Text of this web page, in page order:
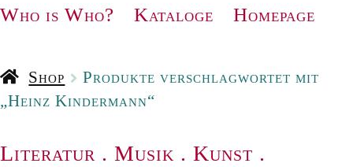
Who is Who? Kataloge Homepage
Shop
Produkte verschlagwortet mit
„Heinz Kindermann“
Literatur . Musik . Kunst .